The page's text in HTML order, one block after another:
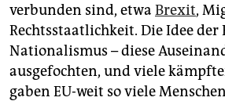
verbunden sind, etwa Brexit,
Rechtsstaatlichkeit. Die Idee der
Nationalismus – diese
ausgefochten, und viele
gaben EU-weit so viele